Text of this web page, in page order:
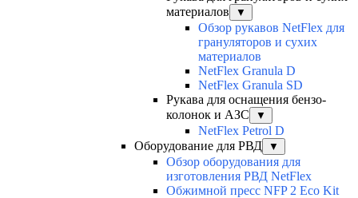
материалов
▼
Обзор рукавов NetFlex для
грануляторов и сухих
материалов
NetFlex Granula D
NetFlex Granula SD
Рукава для оснащения бензо-
колонок и АЗС
▼
NetFlex Petrol D
Оборудование для РВД
▼
Обзор оборудования для
изготовления РВД NetFlex
Обжимной пресс NFP 2 Есо Kit